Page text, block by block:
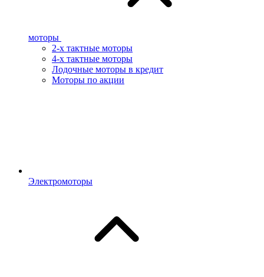
моторы
2-х тактные моторы
4-х тактные моторы
Лодочные моторы в кредит
Моторы по акции
Электромоторы